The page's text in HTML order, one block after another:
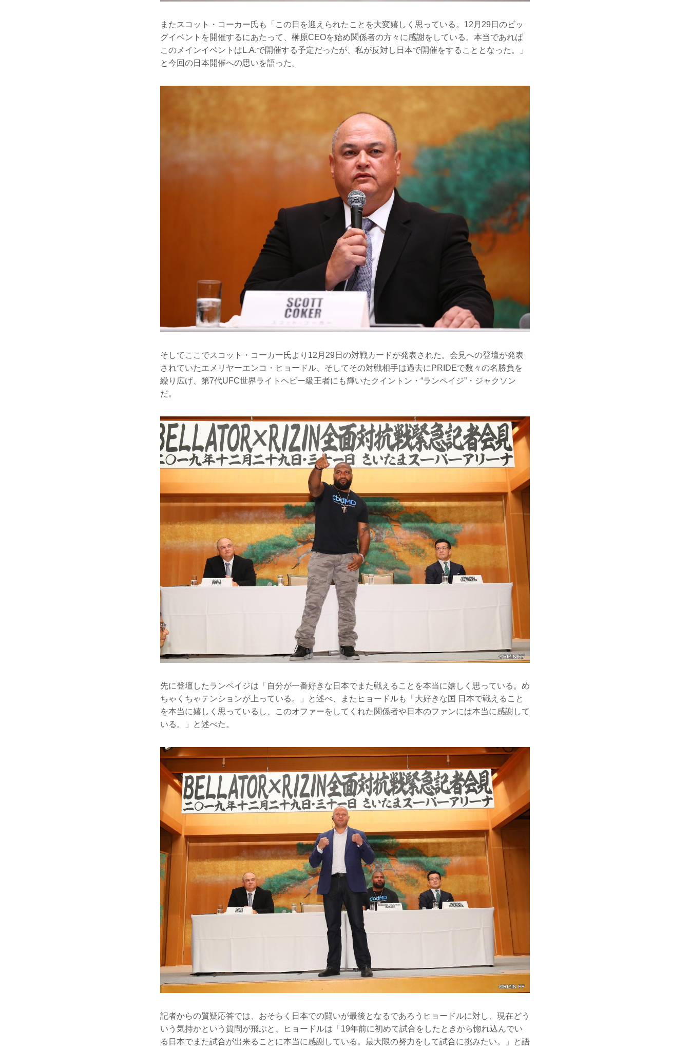
またスコット・コーカー氏も「この日を迎えられたことを大変嬉しく思っている。12月29日のビッ
グイベントを開催するにあたって、榊原CEOを始め関係者の方々に感謝をしている。本当であれば
このメインイベントはL.A.で開催する予定だったが、私が反対し日本で開催をすることとなった。」
と今回の日本開催への思いを語った。
そしてここでスコット・コーカー氏より12月29日の対戦カードが発表された。会見への登壇が発表
されていたエメリヤーエンコ・ヒョードル、そしてその対戦相手は過去にPRIDEで数々の名勝負を
繰り広げ、第7代UFC世界ライトヘビー級王者にも輝いたクイントン・“ランペイジ”・ジャクソン
だ。
先に登壇したランペイジは「自分が一番好きな日本でまた戦えることを本当に嬉しく思っている。め
ちゃくちゃテンションが上っている。」と述べ、またヒョードルも「大好きな国 日本で戦えること
を本当に嬉しく思っているし、このオファーをしてくれた関係者や日本のファンには本当に感謝して
いる。」と述べた。
記者からの質疑応答では、おそらく日本での闘いが最後となるであろうヒョードルに対し、現在どう
いう気持かという質問が飛ぶと、ヒョードルは「19年前に初めて試合をしたときから惚れ込んでい
る日本でまた試合が出来ることに本当に感謝している。最大限の努力をして試合に挑みたい。」と語